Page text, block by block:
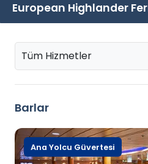
European Highlander
Tüm Hizmetler
Barlar
Ana Yolcu Güvertesi